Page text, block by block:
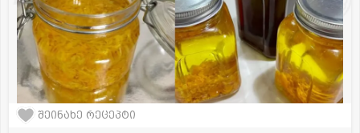
შეინახე რეცეპტი